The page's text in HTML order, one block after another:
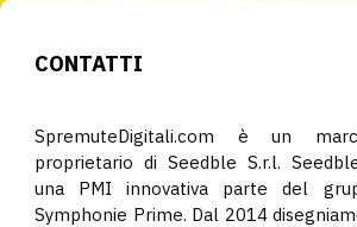
CONTATTI
SpremuteDigitali.com è un
proprietario di Seedble S.r.l.
una PMI innovativa parte del
Symphonie Prime. Dal 2014